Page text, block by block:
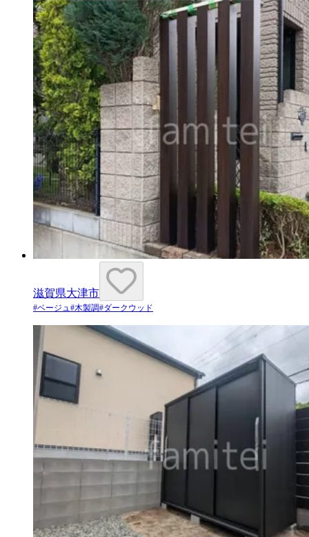
滋賀県大津市
#ベージュ#木製調#ダークウッド